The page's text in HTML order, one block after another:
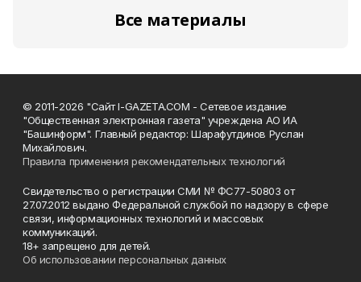
Все материалы
© 2011-2026 "Сайт I-GAZETA.COM - Сетевое издание
"Общественная электронная газета" учреждена АО ИА
"Башинформ". Главный редактор: Шарафутдинов Руслан
Михайлович.
Правила применения рекомендательных технологий
Свидетельство о регистрации СМИ № ФС77-50803 от
27.07.2012 выдано Федеральной службой по надзору в сфере
связи, информационных технологий и массовых
коммуникаций.
18+ запрещено для детей.
Об использовании персональных данных